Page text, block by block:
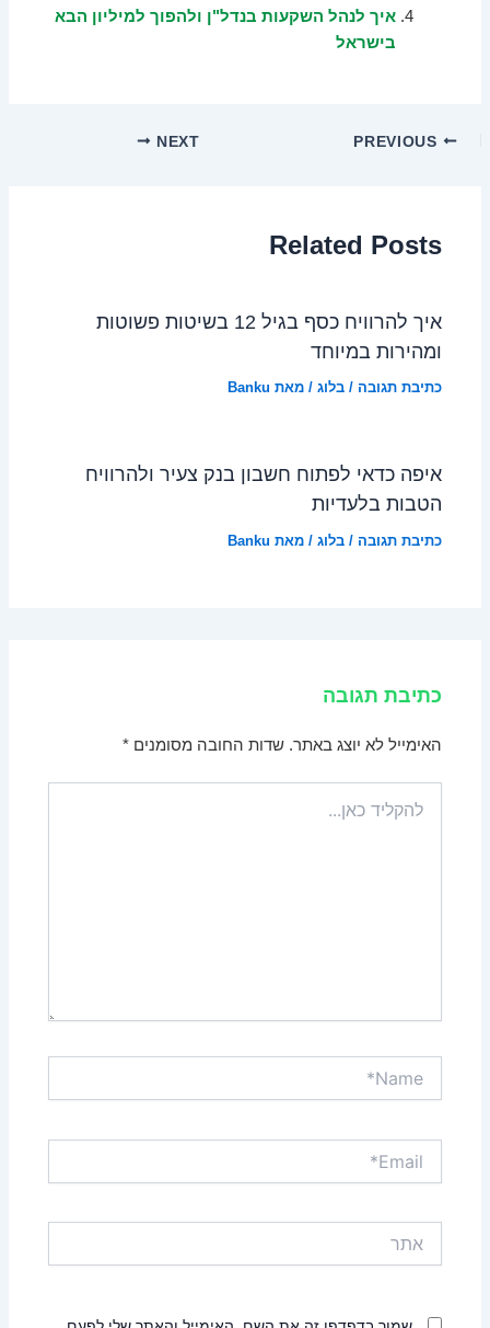
איך לנהל השקעות בנדל"ן ולהפוך למיליון הבא
בישראל
NEXT
Related Posts
איך להרוויח כסף בגיל 12 בשיטות פשוטות
ומהירות במיוחד
כתיבת תגובה /בלוג / מאת Banku
איפה כדאי לפתוח חשבון בנק צעיר ולהרוויח
הטבות בלעדיות
כתיבת תגובה /בלוג / מאת Banku
כתיבת תגובה
האימייל לא יוצג באתר. שדות החובה מסומנים*
כאן...